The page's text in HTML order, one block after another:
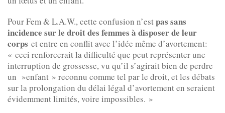
Pour Fem & L.A.W., cette confusion n’estpas sans
incidence sur le droit des femmes à disposer de leur
corps et entre en conflit avec l’idée même d’avortement:
« ceci renforcerait la difficulté que peut représenter une
interruption de grossesse, vu qu’il s’agirait bien de perdre
un »enfant » reconnu comme tel par le droit, et les débats
sur la prolongation du délai légal d’avortement en seraient
évidemment limités, voire impossibles. »